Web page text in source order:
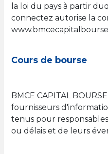
la loi du pays à partir
connectez autorise la
Cours de bourse
BMCE CAPITAL
fournisseurs
tenus pour
ou délais et de leurs